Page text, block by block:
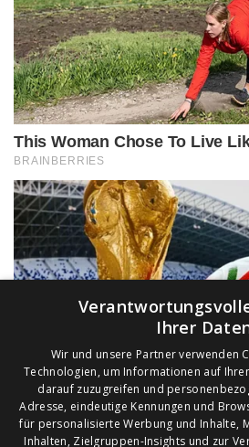
Ihrer
Wir und unsere Partner verwenden
Technologien, um Informationen auf
darauf zuzugreifen und
Adresse, eindeutige Kennungen und
für personalisierte Werbung und Inhalte,
Inhalten, Zielgruppen-Insights und zur